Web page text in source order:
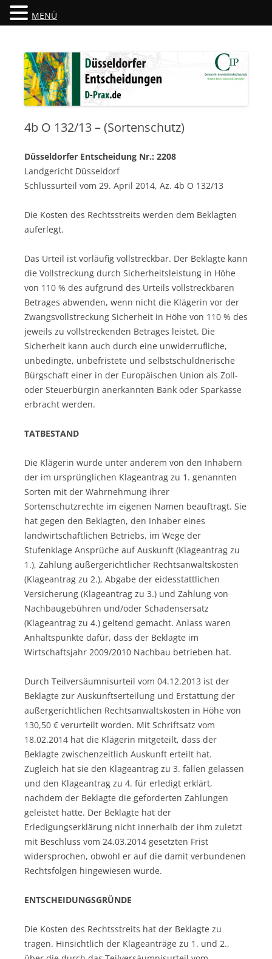
Düsseldorfer Entscheidungen
4b O 132/13 – (Sortenschutz)
Düsseldorfer Entscheidung Nr.: 2208
Landgericht Düsseldorf
Schlussurteil vom 29. April 2014, Az. 4b O 132/13
Die Kosten des Rechtsstreits werden dem Beklagten
auferlegt.
Das Urteil ist vorläufig vollstreckbar. Der Beklagte kann
die Vollstreckung durch Sicherheitsleistung in Höhe
von 110 % des aufgrund des Urteils vollstreckbaren
Betrages abwenden, wenn nicht die Klägerin vor der
Zwangsvollstreckung Sicherheit in Höhe von 110 % des
jeweils zu vollstreckenden Betrages leistet. Die
Sicherheit kann auch durch eine unwiderrufliche,
unbedingte, unbefristete und selbstschuldnerische
Bürgschaft einer in der Europäischen Union als Zoll-
oder Steuerbürgin anerkannten Bank oder Sparkasse
erbracht werden.
TATBESTAND
Die Klägerin wurde unter anderem von den Inhabern
der im ursprünglichen Klageantrag zu 1. genannten
Sorten mit der Wahrnehmung ihrer
Sortenschutzrechte im eigenen Namen beauftragt. Sie
hat gegen den Beklagten, den Inhaber eines
landwirtschaftlichen Betriebs, im Wege der
Stufenklage Ansprüche auf Auskunft (Klageantrag zu
1.), Zahlung außergerichtlicher Rechtsanwaltskosten
(Klageantrag zu 2.), Abgabe der eidesstattlichen
Versicherung (Klageantrag zu 3.) und Zahlung von
Nachbaugebühren und/oder Schadensersatz
(Klageantrag zu 4.) geltend gemacht. Anlass waren
Anhaltspunkte dafür, dass der Beklagte im
Wirtschaftsjahr 2009/2010 Nachbau betrieben hat.
Durch Teilversäumnisurteil vom 04.12.2013 ist der
Beklagte zur Auskunftserteilung und Erstattung der
außergerichtlichen Rechtsanwaltskosten in Höhe von
130,50 € verurteilt worden. Mit Schriftsatz vom
18.02.2014 hat die Klägerin mitgeteilt, dass der
Beklagte zwischenzeitlich Auskunft erteilt hat.
Zugleich hat sie den Klageantrag zu 3. fallen gelassen
und den Klageantrag zu 4. für erledigt erklärt,
nachdem der Beklagte die geforderten Zahlungen
geleistet hatte. Der Beklagte hat der
Erledigungserklärung nicht innerhalb der ihm zuletzt
mit Beschluss vom 24.03.2014 gesetzten Frist
widersprochen, obwohl er auf die damit verbundenen
Rechtsfolgen hingewiesen wurde.
ENTSCHEIDUNGSGRÜNDE
Die Kosten des Rechtsstreits hat der Beklagte zu
tragen. Hinsichtlich der Klageanträge zu 1. und 2.,
MENÜ